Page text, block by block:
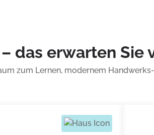
das erwarten Sie
zum Lernen, modernem